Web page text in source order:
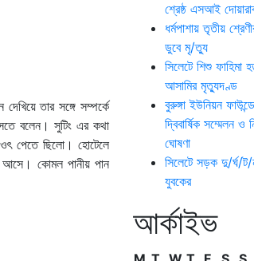
তার সঙ্গে সম্পর্কে
বলেন। সুটিং এর কথা
ওৎ পেতে ছিলো। হোটেলে
আসে। কোমল পানীয় পান
শ্রেষ্ঠ এসআই
ধর্মপাশায় তৃতীয়
ডুবে মৃ/ত্যু
সিলেটে শিশু ফাহিমা
আসামির মৃত্যুদণ্ড
বুরুঙ্গা ইউনিয়ন
দ্বিবার্ষিক সম্মেলন ও
ঘোষণা
সিলেটে সড়ক দু/র্ঘ/ট/
যুবকের
আর্কাইভ